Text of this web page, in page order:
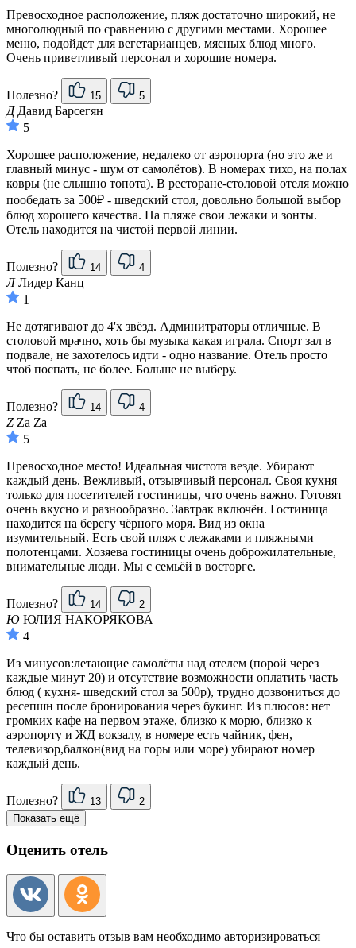
Превосходное расположение, пляж достаточно широкий, не
многолюдный по сравнению с другими местами. Хорошее
меню, подойдет для вегетарианцев, мясных блюд много.
Очень приветливый персонал и хорошие номера.
Полезно? 15 5
ДДавид Барсегян
5
Хорошее расположение, недалеко от аэропорта (но это же и
главный минус - шум от самолётов). В номерах тихо, на полах
ковры (не слышно топота). В ресторане-столовой отеля можно
пообедать за 500₽ - шведский стол, довольно большой выбор
блюд хорошего качества. На пляже свои лежаки и зонты.
Отель находится на чистой первой линии.
Полезно? 14 4
ЛЛидер Канц
1
Не дотягивают до 4'х звёзд. Админитраторы отличные. В
столовой мрачно, хоть бы музыка какая играла. Спорт зал в
подвале, не захотелось идти - одно название. Отель просто
чтоб поспать, не более. Больше не выберу.
Полезно? 14 4
Z Za Za
5
Превосходное место! Идеальная чистота везде. Убирают
каждый день. Вежливый, отзывчивый персонал. Своя кухня
только для посетителей гостиницы, что очень важно. Готовят
очень вкусно и разнообразно. Завтрак включён. Гостиница
находится на берегу чёрного моря. Вид из окна
изумительный. Есть свой пляж с лежаками и пляжными
полотенцами. Хозяева гостиницы очень доброжилательные,
внимательные люди. Мы с семьёй в восторге.
Полезно? 14 2
Ю ЮЛИЯ НАКОРЯКОВА
4
Из минусов:летающие самолёты над отелем (порой через
каждые минут 20) и отсутствие возможности оплатить часть
блюд ( кухня- шведский стол за 500р), трудно дозвониться до
ресепшн после бронирования через букинг. Из плюсов: нет
громких кафе на первом этаже, близко к морю, близко к
аэропорту и ЖД вокзалу, в номере есть чайник, фен,
телевизор,балкон(вид на горы или море) убирают номер
каждый день.
Полезно? 13
2
Показать ещё
Оценить отель
Что бы оставить отзыв вам необходимо авторизироваться